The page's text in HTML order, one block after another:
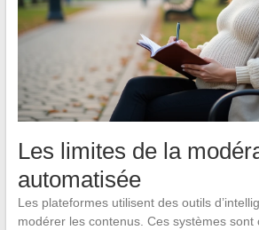
Les limites de la
automatisée
Les plateformes utilisent des outils
modérer les contenus. Ces systèmes